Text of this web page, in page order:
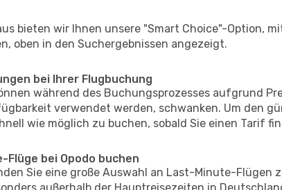
bieten wir Ihnen unsere "Smart Choice"-Option,
oben in den Suchergebnissen angezeigt.
bei Ihrer Flugbuchung
während des Buchungsprozesses aufgrund
verwendet werden, schwanken. Um den
wie möglich zu buchen, sobald Sie einen Tarif
Flüge bei Opodo buchen
Sie eine große Auswahl an Last-Minute-